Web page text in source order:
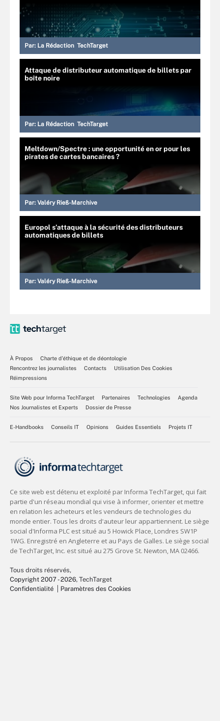
Par: La Rédaction TechTarget
Attaque de distributeur automatique de billets par
boîte noire
Par: La Rédaction TechTarget
Meltdown/Spectre : une opportunité en or pour les
pirates de cartes bancaires ?
Par: Valéry Rieß-Marchive
Europol s’attaque à la sécurité des distributeurs
automatiques de billets
Par: Valéry Rieß-Marchive
À Propos
Charte d’éthique et de déontologie
Rencontrez les journalistes
Contacts
Utilisation Des Cookies
Réimpressions
Site Web pour Informa TechTarget Partenaires Technologies
Agenda
Nos Journalistes et Experts
Dossier de Presse
E-Handbooks Conseils IT Opinions Guides Essentiels Projets IT
Tous droits réservés,
Copyright 2007 - 2026, TechTarget
Confidentialité
Paramètres des Cookies